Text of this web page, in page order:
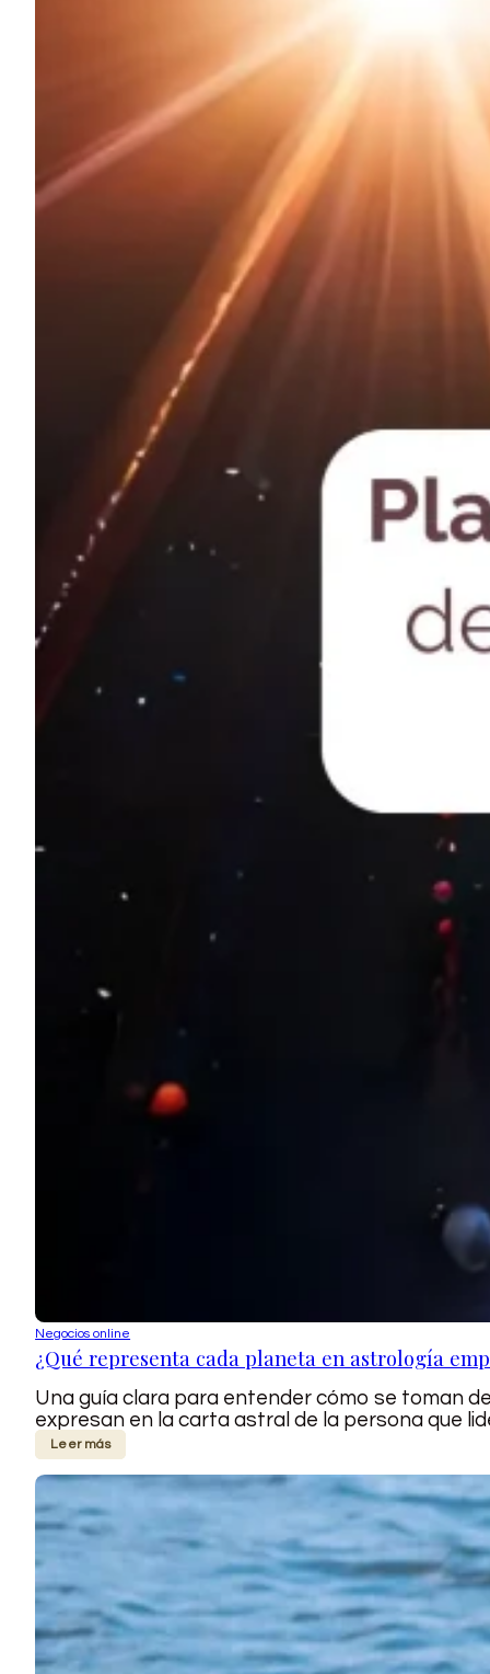
Negocios online
¿Qué representa cada planeta en astrología
Una guía clara para entender cómo se toman
expresan en la carta astral de la persona que
Leer más